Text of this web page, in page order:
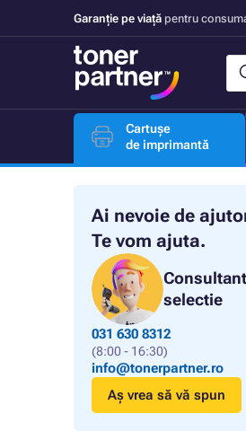
Garanție pe viață pentru
Cartușe
de imprimantă
Ai nevoie de
Te vom ajuta.
selectie
031 630 8312
(8:00 - 16:30)
info@tonerpartner.ro
Aș vrea să vă spun